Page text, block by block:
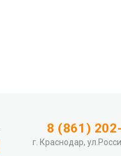
8 (861)
г. Краснодар,